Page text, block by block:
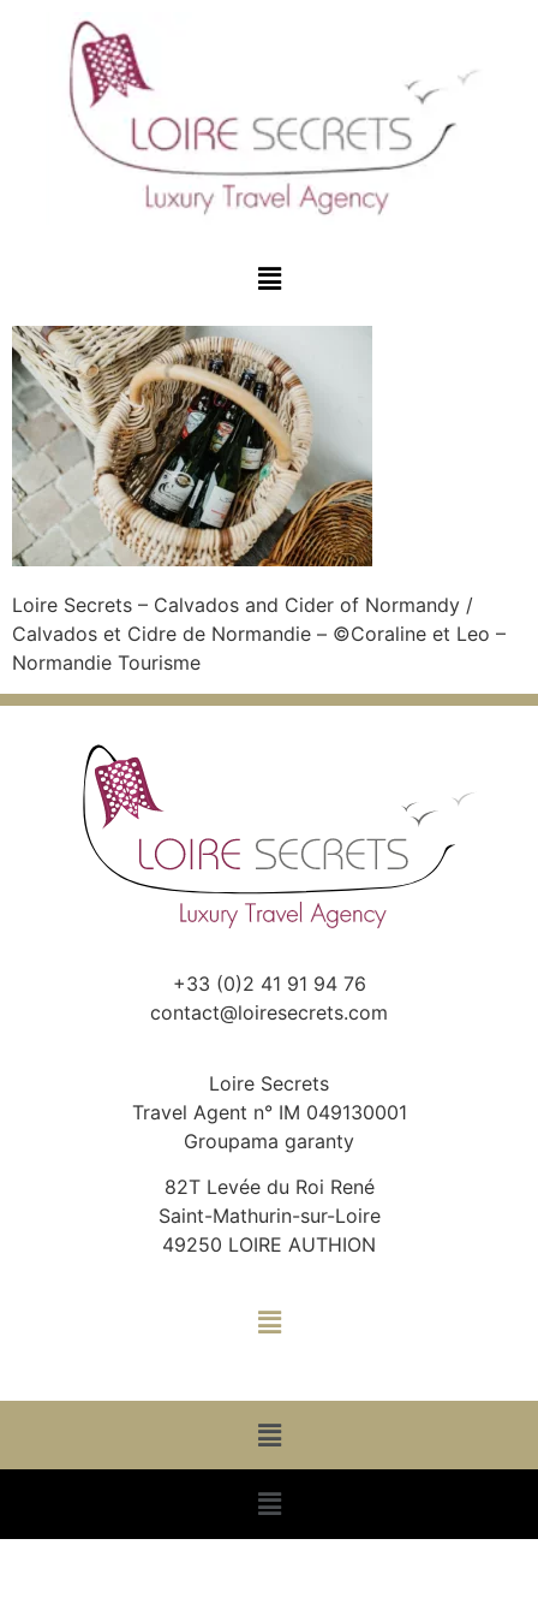
Loire Secrets – Calvados and Cider of Normandy /
Calvados et Cidre de Normandie – ©Coraline et Leo –
Normandie Tourisme
+33 (0)2 41 91 94 76
contact@loiresecrets.com
Loire Secrets
Travel Agent n° IM 049130001
Groupama garanty
82T Levée du Roi René
Saint-Mathurin-sur-Loire
49250 LOIRE AUTHION